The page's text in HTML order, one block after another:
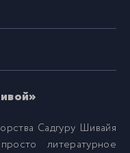
Садгуру Шивайя
литературное